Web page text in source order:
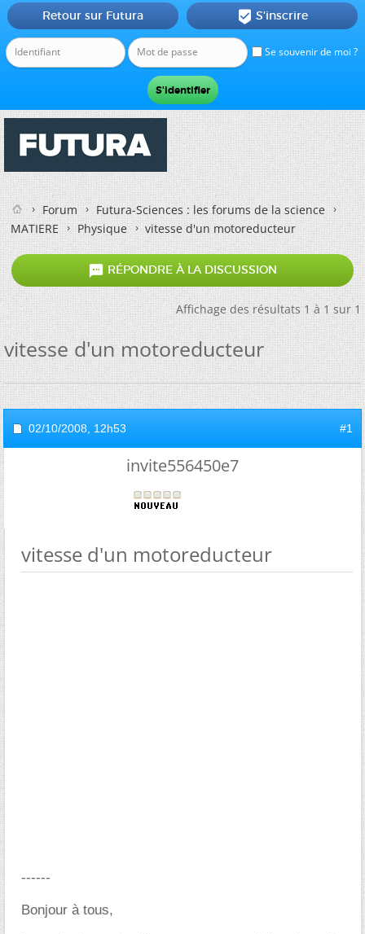
Se souvenir de moi ?
Retour sur Futura  S'inscrire
Forum
Futura-Sciences : les forums de la science
MATIERE
Physique vitesse d'un motoreducteur
 RÉPONDRE À LA DISCUSSION
Affichage des résultats 1 à 1 sur 1
vitesse d'un motoreducteur
02/10/2008, 12h53 #1
invite556450e7
vitesse d'un motoreducteur
------
Bonjour à tous,